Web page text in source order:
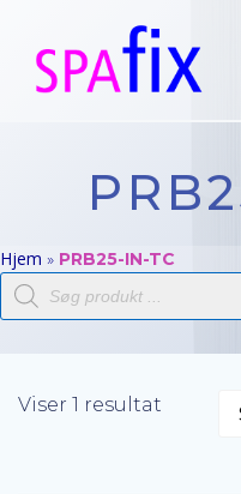
Hjem » PRB25-IN-TC
Products
search
Viser 1 resultat